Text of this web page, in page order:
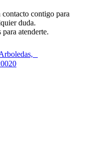
contacto contigo para
duda.
atenderte.